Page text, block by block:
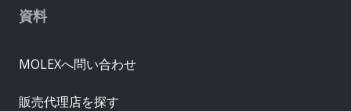
資料
MOLEXへ問い合わせ
販売代理店を探す